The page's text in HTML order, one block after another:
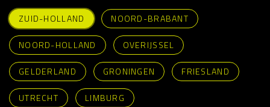
ZUID-HOLLAND
NOORD-BRABANT
NOORD-HOLLAND OVERIJSSEL
GELDERLAND GRONINGEN FRIESLAND
UTRECHT LIMBURG